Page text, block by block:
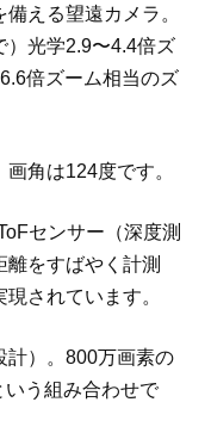
える望遠カメラ。
）光学2.9〜4.4倍ズ
倍ズーム相当のズ
角は124度です。
センサー（深度測
をすばやく計測
されています。
計）。800万画素の
いう組み合わせで